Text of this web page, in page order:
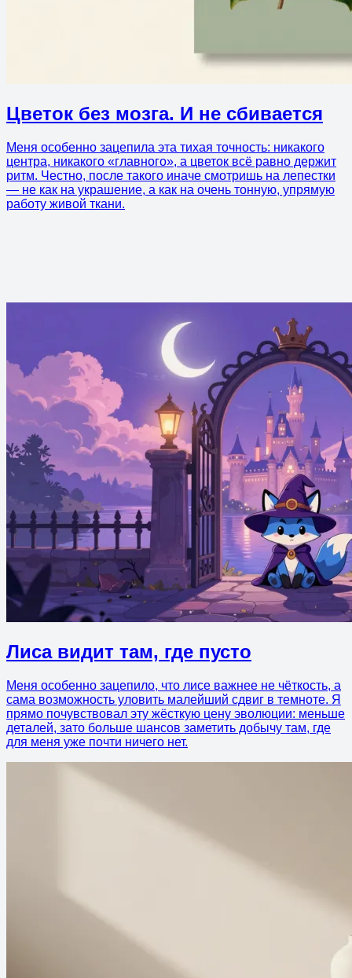
Цветок без мозга. И не сбивается
Меня особенно зацепила эта тихая точность: никакого
центра, никакого «главного», а цветок всё равно держит
ритм. Честно, после такого иначе смотришь на лепестки
— не как на украшение, а как на очень тонную, упрямую
работу живой ткани.
Лиса видит там, где пусто
Меня особенно зацепило, что лисе важнее не чёткость, а
сама возможность уловить малейший сдвиг в темноте. Я
прямо почувствовал эту жёсткую цену эволюции: меньше
деталей, зато больше шансов заметить добычу там, где
для меня уже почти ничего нет.